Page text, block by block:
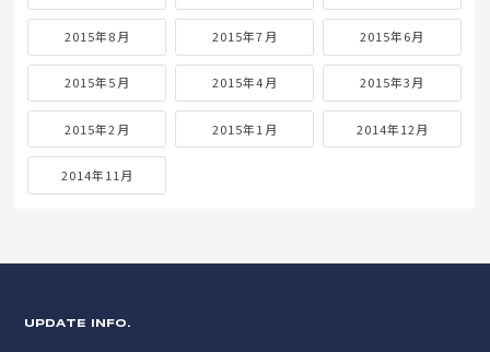
2015年8月 2015年7月 2015年6月
2015年5月 2015年4月 2015年3月
2015年2月 2015年1月 2014年12月
2014年11月
UPDATE INFO.